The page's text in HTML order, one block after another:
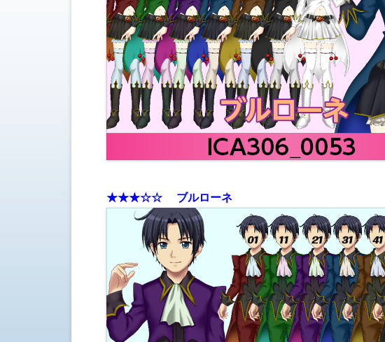
★★★☆☆ ブルローネ